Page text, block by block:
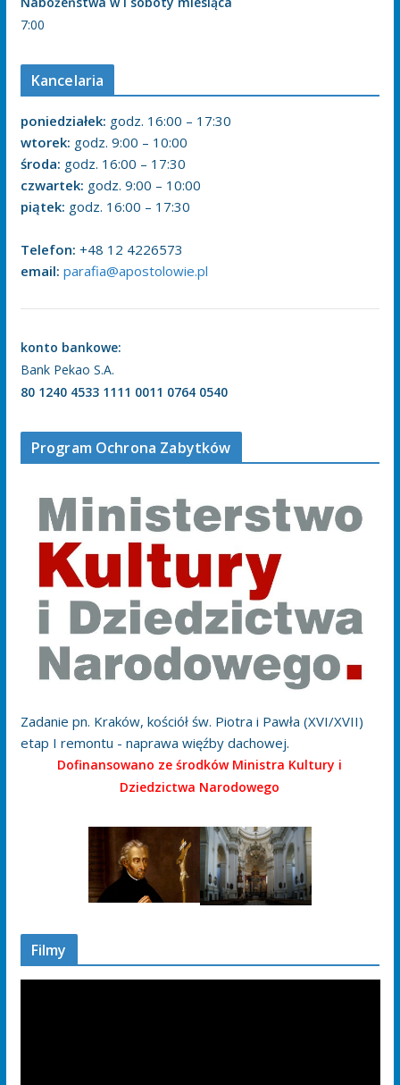
7:00
Kancelaria
poniedziałek: godz. 16:00 – 17:30
wtorek: godz. 9:00 – 10:00
środa: godz. 16:00 – 17:30
czwartek: godz. 9:00 – 10:00
piątek: godz. 16:00 – 17:30
Telefon: +48 12 4226573
email: parafia@apostolowie.pl
konto bankowe:
Bank Pekao S.A.
80 1240 4533 1111 0011 0764 0540
Program Ochrona Zabytków
Zadanie pn. Kraków, kościół św. Piotra i Pawła (XVI/XVII)
etap I remontu - naprawa więźby dachowej.
Dofinansowano ze środków Ministra Kultury i
Dziedzictwa Narodowego
Filmy